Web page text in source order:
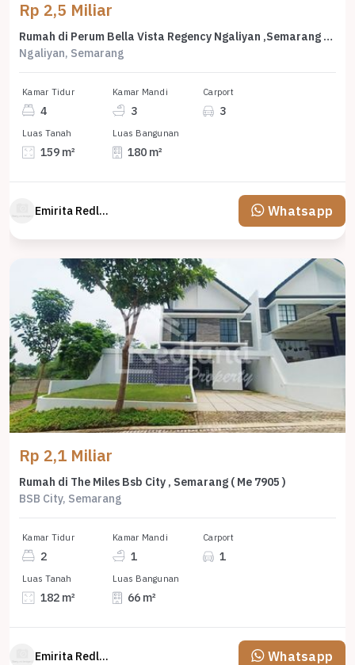
Rp 2,5 Miliar
Rumah di Perum Bella Vista Regency Ngaliyan ,Semarang Vn 6686
Ngaliyan, Semarang
Kamar Tidur
4
Kamar Mandi
3
Carport
3
Luas Tanah
159 m²
Luas Bangunan
180 m²
Emirita Redland Whatsapp
Rp 2,1 Miliar
Rumah di The Miles Bsb City , Semarang ( Me 7905 )
BSB City, Semarang
Kamar Tidur
2
Kamar Mandi
1
Carport
1
Luas Tanah
182 m²
Luas Bangunan
66 m²
Emirita Redland Whatsapp